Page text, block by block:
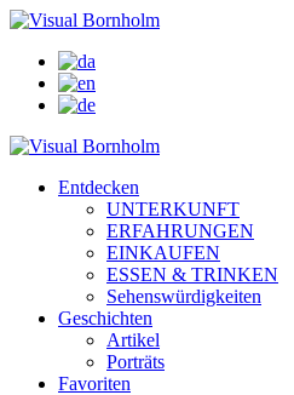
Entdecken
UNTERKUNFT
ERFAHRUNGEN
EINKAUFEN
ESSEN & TRINKEN
Sehenswürdigkeiten
Geschichten
Artikel
Porträts
Favoriten